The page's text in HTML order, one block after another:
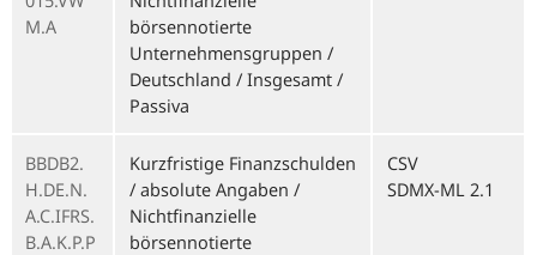
M.A
börsennotierte
Unternehmensgruppen /
Deutschland / Insgesamt /
Passiva
BBDB2.
H.DE.N.
A.C.IFRS.
B.A.K.P.P
Kurzfristige Finanzschulden
/ absolute Angaben /
Nichtfinanzielle
börsennotierte
CSV
SDMX-ML 2.1